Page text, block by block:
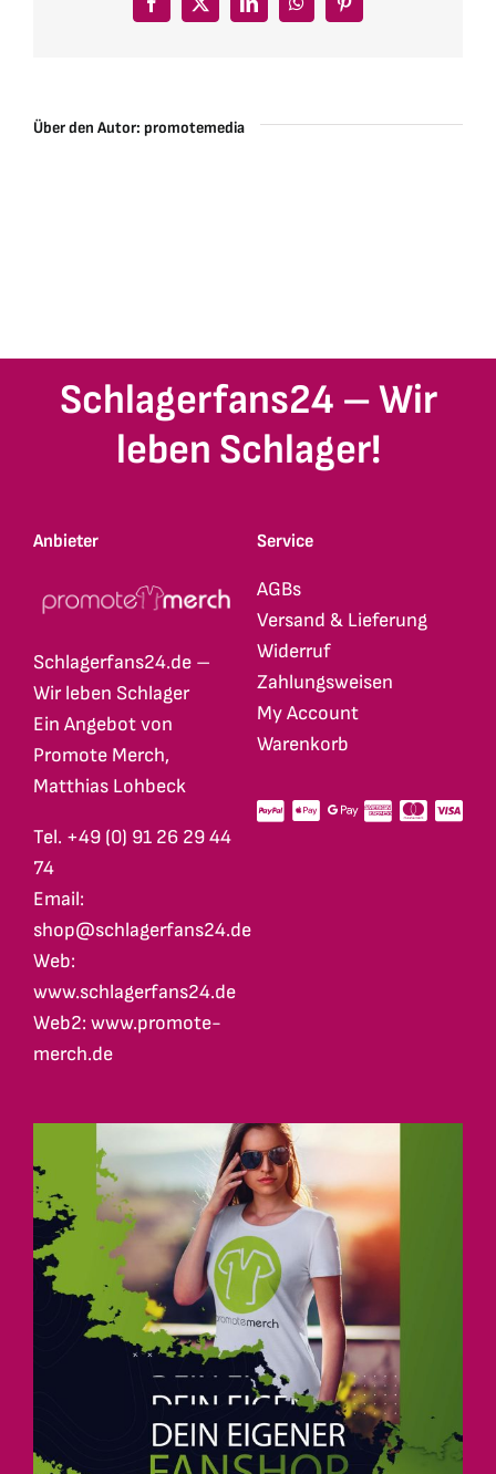
Facebook
X LinkedInWhatsAppPinterest
Über den Autor: promotemedia
Schlagerfans24 – Wir
leben Schlager!
Anbieter
Schlagerfans24.de –
Wir leben Schlager
Ein Angebot von
Promote Merch,
Matthias Lohbeck
Tel. +49 (0) 91 26 29 44
74
Email:
shop@schlagerfans24.de
Web:
www.schlagerfans24.de
Web2: www.promote-
merch.de
Service
AGBs
Versand & Lieferung
Widerruf
Zahlungsweisen
My Account
Warenkorb